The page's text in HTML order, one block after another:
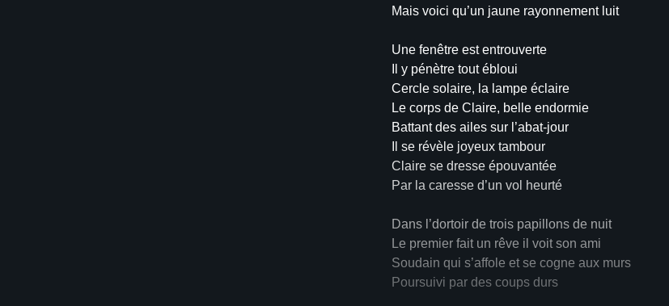
Mais voici qu’un jaune rayonnement luit
Une fenêtre est entrouverte
Il y pénètre tout ébloui
Cercle solaire, la lampe éclaire
Le corps de Claire, belle endormie
Battant des ailes sur l’abat-jour
Il se révèle joyeux tambour
Claire se dresse épouvantée
Par la caresse d’un vol heurté
Dans l’dortoir de trois papillons de nuit
Le premier fait un rêve il voit son ami
Soudain qui s’affole et se cogne aux murs
Poursuivi par des coups durs